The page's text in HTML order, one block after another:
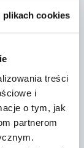
plikach cookies
treści
i
o tym, jak
partnerom